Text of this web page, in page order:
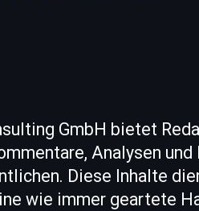
GmbH bietet
Analysen
Diese Inhalte
wie immer geartete